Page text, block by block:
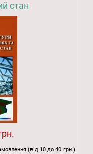
стан
(від 10 до 40 грн.)